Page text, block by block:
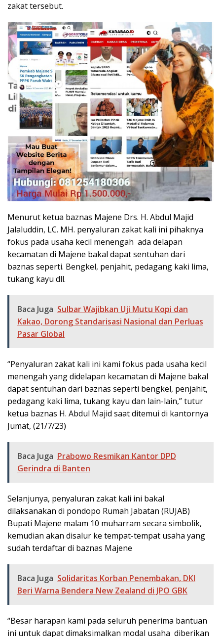
zakat tersebut.
Menurut ketua baznas Majene Drs. H. Abdul Majid
Jalaluddin, LC. MH. penyaluran zakat kali ini pihaknya
fokus pada usaha kecil menengah ada delapan
kecamatan di Majene bakal dapat sentuhan dari
baznas seperti. Bengkel, penjahit, pedagang kaki lima,
tukang kayu dll.
Baca Juga Sulbar Wajibkan Uji Mutu Kopi dan
Kakao, Dorong Standarisasi Nasional dan Perluas
Pasar Global
“Penyaluran zakat kali ini kami fokus pada usaha kecil
menengah yang didelapan kecamatan di Majene bakal
dapat sentuhan dari baznas seperti bengkel, penjahit,
pedagang kaki lima, tukang kayu dan lain-lain,” tutur
ketua baznas H. Abdul Majid saat ditemui di kantornya
Jumat, (21/7/23)
Baca Juga Prabowo Resmikan Kantor DPD
Gerindra di Banten
Selanjunya, penyaluran zakat kali ini bakal
dilaksanakan di pondopo Rumah Jabatan (RUJAB)
Bupati Majene malam 10 muharram secara simbolik,
kemudian akan disalur ke tempat-tempat usaha yang
sudah terdaftar di baznas Majene
Baca Juga Solidaritas Korban Penembakan, DKI
Beri Warna Bendera New Zealand di JPO GBK
“Besar harapan kami pada seluruh penerima bantuan
ini untuk dapat dimaksimalkan modal usaha diberikan